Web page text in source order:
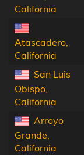
California
Atascadero,
California
San Luis
Obispo,
California
Arroyo
Grande,
California